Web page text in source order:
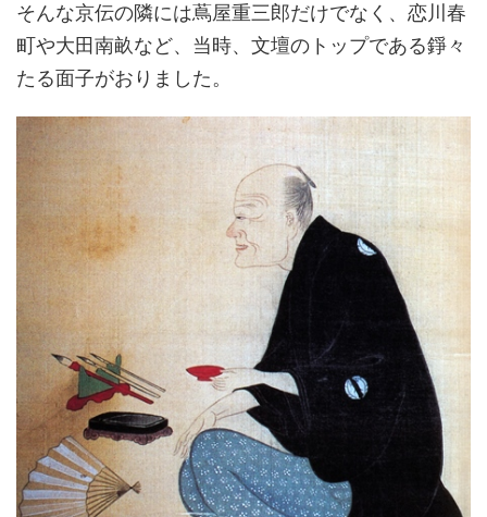
そんな京伝の隣には蔦屋重三郎だけでなく、恋川春
町や大田南畝など、当時、文壇のトップである錚々
たる面子がおりました。